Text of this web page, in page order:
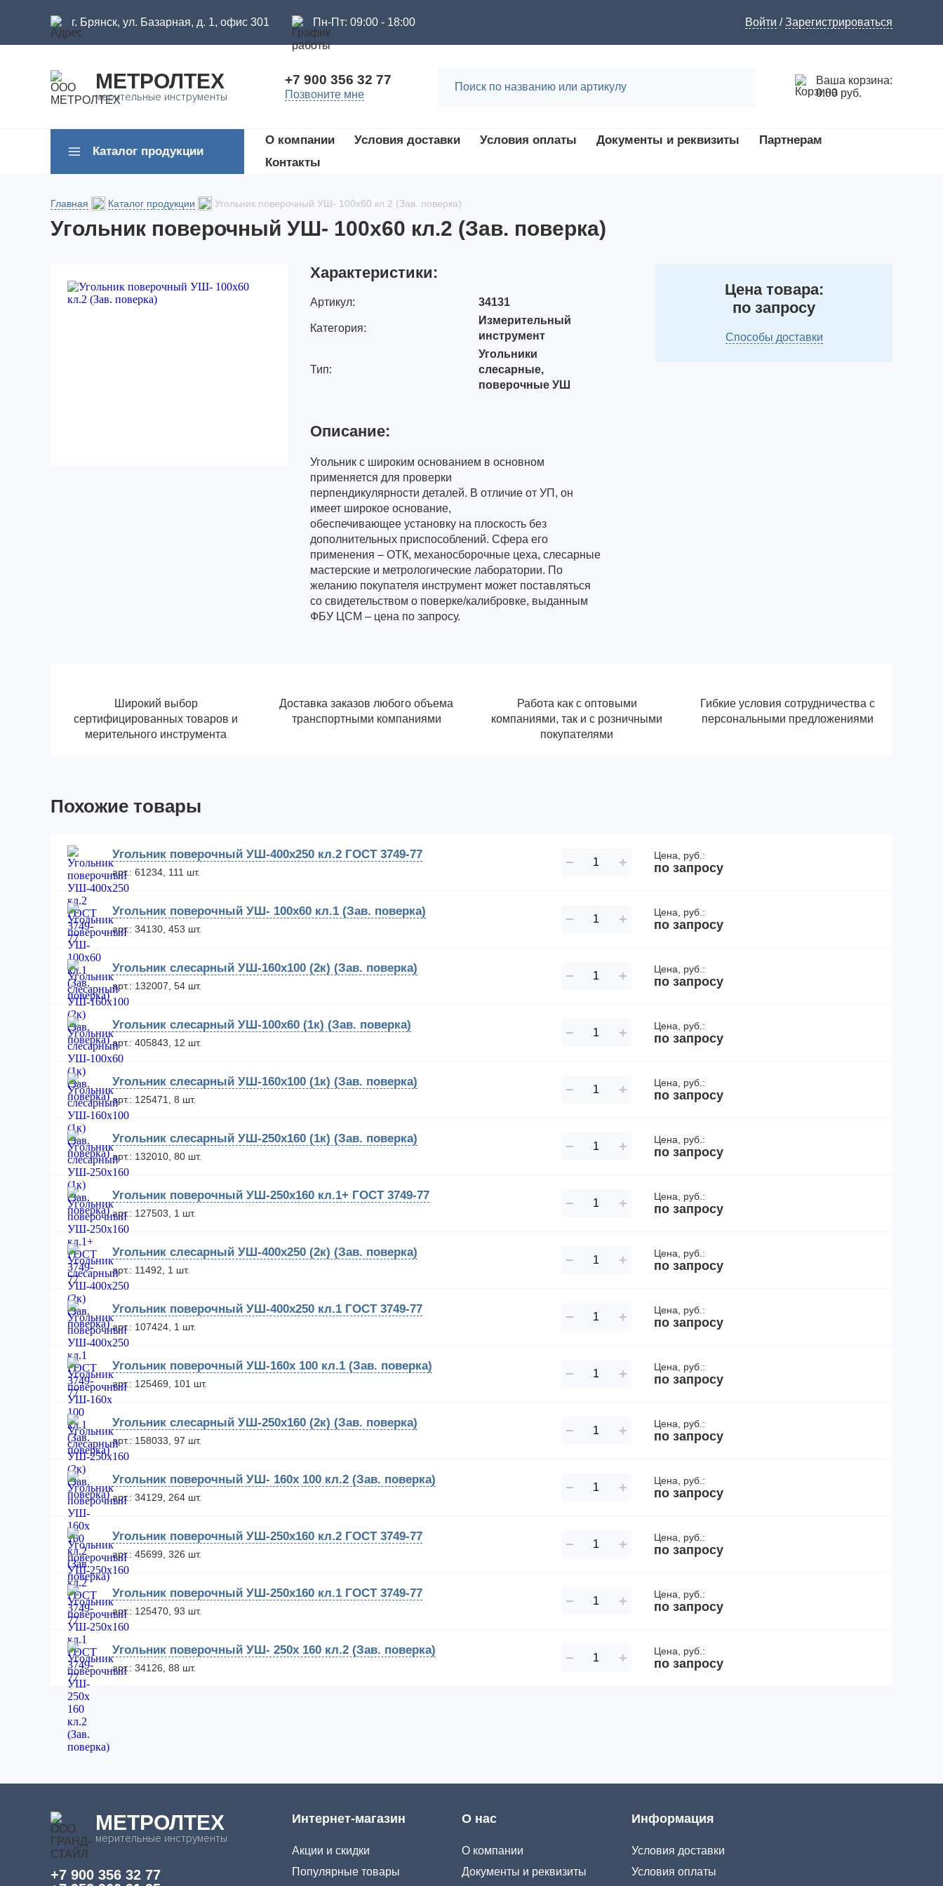
г. Брянск, ул. Базарная, д. 1, офис 301 Пн-Пт: 09:00 - 18:00 Войти /Зарегистрироваться
МЕТРОЛТЕХ
мерительные инструменты
+7 900 356 32 77
Позвоните мне
Ваша корзина:
0.00 руб.
Каталог продукции
О компании Условия доставки Условия оплаты Документы и реквизиты
Партнерам
Контакты
Главная Каталог продукции Угольник поверочный УШ- 100х60 кл.2 (Зав. поверка)
Угольник поверочный УШ- 100х60 кл.2 (Зав. поверка)
Характеристики:
Артикул: 34131
Категория:
Измерительный
инструмент
Тип:
Угольники
слесарные,
поверочные УШ
Описание:
Угольник с широким основанием в основном
применяется для проверки
перпендикулярности деталей. В отличие от УП, он
имеет широкое основание,
обеспечивающее установку на плоскость без
дополнительных приспособлений. Сфера его
применения – ОТК, механосборочные цеха, слесарные
мастерские и метрологические лаборатории. По
желанию покупателя инструмент может поставляться
со свидетельством о поверке/калибровке, выданным
ФБУ ЦСМ – цена по запросу.
Цена товара:
по запросу
Способы доставки
Широкий выбор
сертифицированных товаров и
мерительного инструмента
Доставка заказов любого объема
транспортными компаниями
Работа как с оптовыми
компаниями, так и с розничными
покупателями
Гибкие условия сотрудничества с
персональными предложениями
Похожие товары
Угольник поверочный УШ-400х250 кл.2 ГОСТ 3749-77
арт.: 61234, 111 шт.
− + Цена, руб.:
по запросу
Угольник поверочный УШ- 100х60 кл.1 (Зав. поверка)
арт.: 34130, 453 шт.
− + Цена, руб.:
по запросу
Угольник слесарный УШ-160х100 (2к) (Зав. поверка)
арт.: 132007, 54 шт.
− + Цена, руб.:
по запросу
Угольник слесарный УШ-100х60 (1к) (Зав. поверка)
арт.: 405843, 12 шт.
− + Цена, руб.:
по запросу
Угольник слесарный УШ-160х100 (1к) (Зав. поверка)
арт.: 125471, 8 шт.
− + Цена, руб.:
по запросу
Угольник слесарный УШ-250х160 (1к) (Зав. поверка)
арт.: 132010, 80 шт.
− + Цена, руб.:
по запросу
Угольник поверочный УШ-250х160 кл.1+ ГОСТ 3749-77
арт.: 127503, 1 шт.
− + Цена, руб.:
по запросу
Угольник слесарный УШ-400х250 (2к) (Зав. поверка)
арт.: 11492, 1 шт.
− + Цена, руб.:
по запросу
Угольник поверочный УШ-400х250 кл.1 ГОСТ 3749-77
арт.: 107424, 1 шт.
− + Цена, руб.:
по запросу
Угольник поверочный УШ-160х 100 кл.1 (Зав. поверка)
арт.: 125469, 101 шт.
− + Цена, руб.:
по запросу
Угольник слесарный УШ-250х160 (2к) (Зав. поверка)
арт.: 158033, 97 шт.
− + Цена, руб.:
по запросу
Угольник поверочный УШ- 160х 100 кл.2 (Зав. поверка)
арт.: 34129, 264 шт.
− + Цена, руб.:
по запросу
Угольник поверочный УШ-250х160 кл.2 ГОСТ 3749-77
арт.: 45699, 326 шт.
− + Цена, руб.:
по запросу
Угольник поверочный УШ-250х160 кл.1 ГОСТ 3749-77
арт.: 125470, 93 шт.
− + Цена, руб.:
по запросу
Угольник поверочный УШ- 250х 160 кл.2 (Зав. поверка)
арт.: 34126, 88 шт.
− + Цена, руб.:
по запросу
МЕТРОЛТЕХ
мерительные инструменты
+7 900 356 32 77
Интернет-магазин
Акции и скидки
Популярные товары
О нас
О компании
Документы и реквизиты
Информация
Условия доставки
Условия оплаты